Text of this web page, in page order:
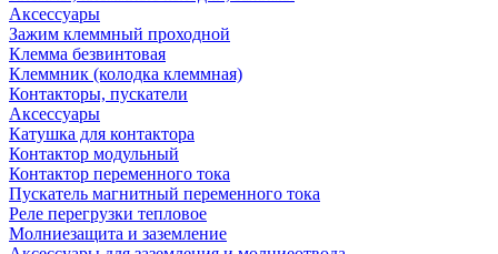
Аксессуары
Зажим клеммный проходной
Клемма безвинтовая
Клеммник (колодка клеммная)
Контакторы, пускатели
Аксессуары
Катушка для контактора
Контактор модульный
Контактор переменного тока
Пускатель магнитный переменного тока
Реле перегрузки тепловое
Молниезащита и заземление